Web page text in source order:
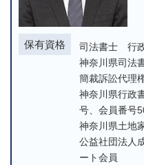
保有資格
司法書士 行
神奈川県司法
簡裁訴訟代理
神奈川県行政
号、会員番号
神奈川県土地
公益社団法人
ート会員